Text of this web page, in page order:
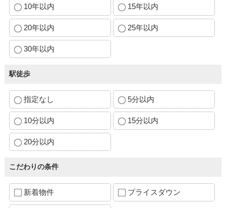
10年以内 15年以内
20年以内 25年以内
30年以内
駅徒歩
指定なし 5分以内
10分以内 15分以内
20分以内
こだわりの条件
新着物件 プライスダウン